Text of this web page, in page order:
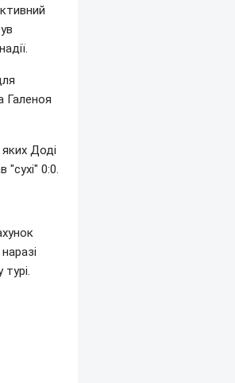
Галеноя
яких Доді
"сухі" 0:0.